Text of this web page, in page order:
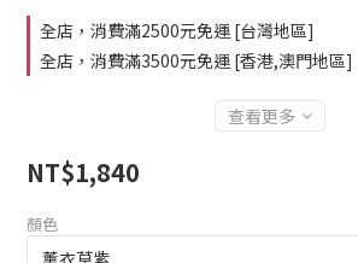
全店，消費滿2500元免運 [台灣地區]
全店，消費滿3500元免運 [香港,澳門地區]
查看更多
NT$1,840
顏色